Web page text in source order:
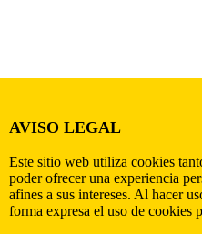
AVISO LEGAL
Este sitio web utiliza cookies
poder ofrecer una experiencia
afines a sus intereses. Al hacer
forma expresa el uso de cookies